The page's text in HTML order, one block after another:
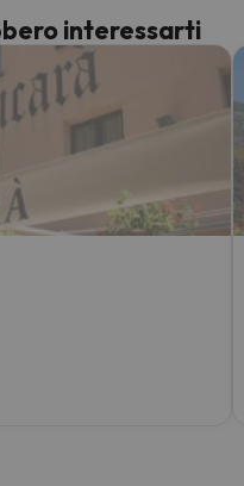
interessarti